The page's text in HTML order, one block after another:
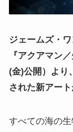
ジェームズ・
『アクアマン
(金)公開）より
された新アート
すべての海の